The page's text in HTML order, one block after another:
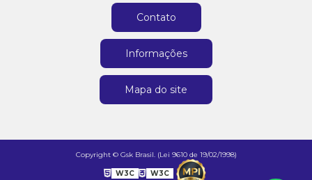
Contato
Informações
Mapa do site
Copyright © Gsk Brasil. (Lei 9610 de 19/02/1998)
W3C W3C